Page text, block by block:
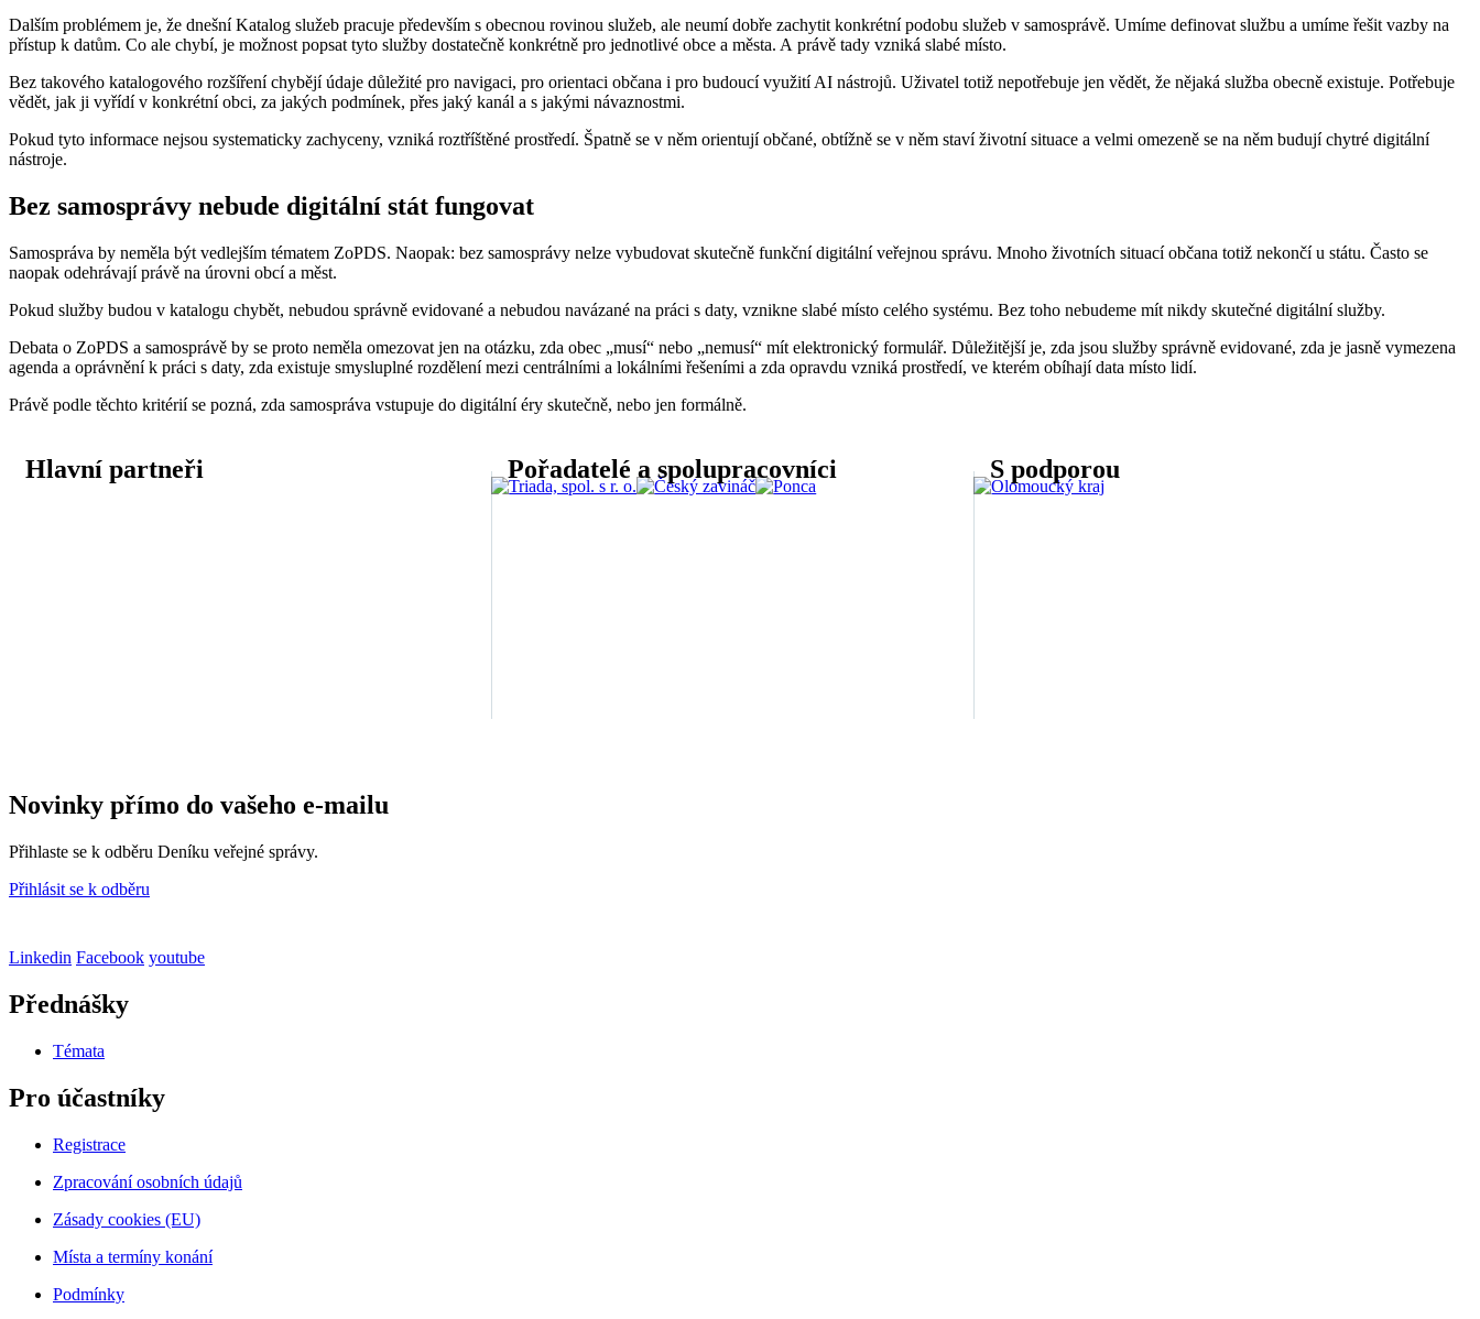
Dalším problémem je, že dnešní Katalog služeb pracuje především s obecnou rovinou služeb, ale neumí dobře zachytit konkrétní podobu služeb v samosprávě. Umíme definovat službu a umíme řešit vazby na
přístup k datům. Co ale chybí, je možnost popsat tyto služby dostatečně konkrétně pro jednotlivé obce a města. A právě tady vzniká slabé místo.
Bez takového katalogového rozšíření chybějí údaje důležité pro navigaci, pro orientaci občana i pro budoucí využití AI nástrojů. Uživatel totiž nepotřebuje jen vědět, že nějaká služba obecně existuje. Potřebuje
vědět, jak ji vyřídí v konkrétní obci, za jakých podmínek, přes jaký kanál a s jakými návaznostmi.
Pokud tyto informace nejsou systematicky zachyceny, vzniká roztříštěné prostředí. Špatně se v něm orientují občané, obtížně se v něm staví životní situace a velmi omezeně se na něm budují chytré digitální
nástroje.
Bez samosprávy nebude digitální stát fungovat
Samospráva by neměla být vedlejším tématem ZoPDS. Naopak: bez samosprávy nelze vybudovat skutečně funkční digitální veřejnou správu. Mnoho životních situací občana totiž nekončí u státu. Často se
naopak odehrávají právě na úrovni obcí a měst.
Pokud služby budou v katalogu chybět, nebudou správně evidované a nebudou navázané na práci s daty, vznikne slabé místo celého systému. Bez toho nebudeme mít nikdy skutečné digitální služby.
Debata o ZoPDS a samosprávě by se proto neměla omezovat jen na otázku, zda obec „musí“ nebo „nemusí“ mít elektronický formulář. Důležitější je, zda jsou služby správně evidované, zda je jasně vymezena
agenda a oprávnění k práci s daty, zda existuje smysluplné rozdělení mezi centrálními a lokálními řešeními a zda opravdu vzniká prostředí, ve kterém obíhají data místo lidí.
Právě podle těchto kritérií se pozná, zda samospráva vstupuje do digitální éry skutečně, nebo jen formálně.
Hlavní partneři Pořadatelé a spolupracovníci S podporou
Novinky přímo do vašeho e-mailu
Přihlaste se k odběru Deníku veřejné správy.
Přihlásit se k odběru
Linkedin Facebook youtube
Přednášky
Témata
Pro účastníky
Registrace
Zpracování osobních údajů
Zásady cookies (EU)
Místa a termíny konání
Podmínky